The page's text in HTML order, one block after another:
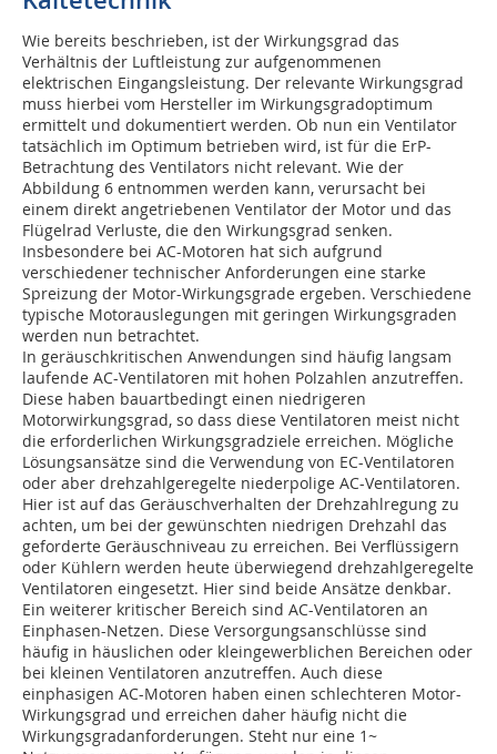
Wie bereits beschrieben, ist der Wirkungsgrad das
Verhältnis der Luftleistung zur aufgenommenen
elektrischen Eingangsleistung. Der relevante Wirkungsgrad
muss hierbei vom Hersteller im Wirkungsgradoptimum
ermittelt und dokumentiert werden. Ob nun ein Ventilator
tatsächlich im Optimum betrieben wird, ist für die ErP-
Betrachtung des Ventilators nicht relevant. Wie der
Abbildung 6 entnommen werden kann, verursacht bei
einem direkt angetriebenen Ventilator der Motor und das
Flügelrad Verluste, die den Wirkungsgrad senken.
Insbesondere bei AC-Motoren hat sich aufgrund
verschiedener technischer Anforderungen eine starke
Spreizung der Motor-Wirkungsgrade ergeben. Verschiedene
typische Motorauslegungen mit geringen Wirkungsgraden
werden nun betrachtet.
In geräuschkritischen Anwendungen sind häufig langsam
laufende AC-Ventilatoren mit hohen Polzahlen anzutreffen.
Diese haben bauartbedingt einen niedrigeren
Motorwirkungsgrad, so dass die­se Ventilatoren meist nicht
die erforderlichen Wirkungsgradziele erreichen. Mögliche
Lösungsansätze sind die Verwendung von EC-Ventilatoren
oder aber drehzahlgeregelte niederpolige AC-Ventilatoren.
Hier ist auf das Geräuschverhalten der Drehzahlregung zu
achten, um bei der gewünschten niedrigen Drehzahl das
geforderte Geräuschniveau zu erreichen. Bei Verflüssigern
oder Kühlern werden heute überwiegend drehzahlgeregelte
Ventilatoren eingesetzt. Hier sind beide Ansätze denkbar.
Ein weiterer kritischer Bereich sind AC-Ventilatoren an
Einphasen-Netzen. Diese Versorgungsanschlüsse sind
häufig in häuslichen oder kleingewerblichen Bereichen oder
bei kleinen Ventilatoren anzutreffen. Auch diese
einphasigen AC-Motoren haben einen schlechteren Motor-
Wirkungsgrad und erreichen daher häufig nicht die
Wirkungsgradanforderungen. Steht nur eine 1~